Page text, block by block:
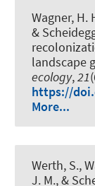
Wagner, H.
&
landscape
ecology,21
https://
More...
Werth, S.,
J. M., &